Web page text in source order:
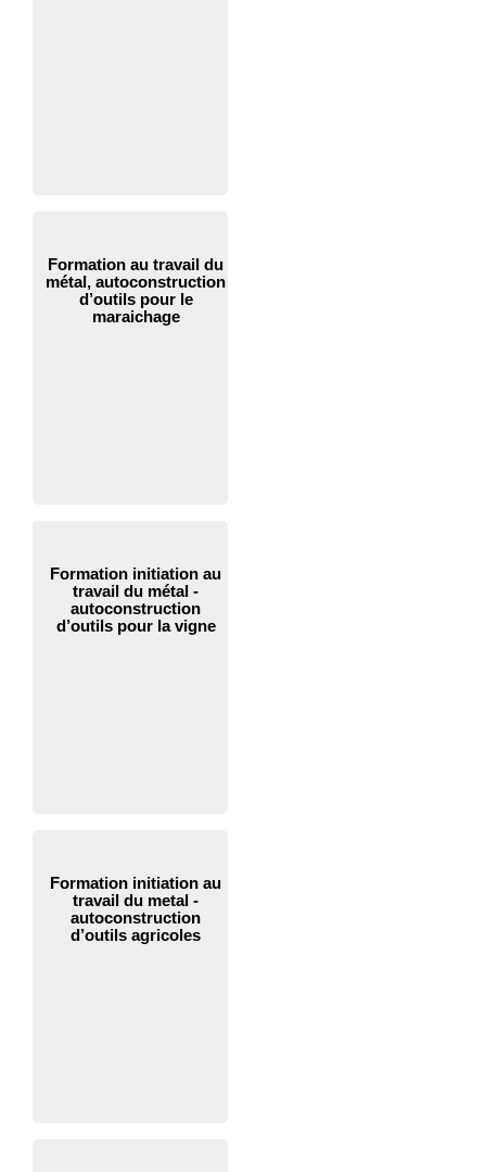
Formation au travail du
métal, autoconstruction
d’outils pour le
maraichage
Formation initiation au
travail du métal -
autoconstruction
d’outils pour la vigne
Formation initiation au
travail du metal -
autoconstruction
d’outils agricoles